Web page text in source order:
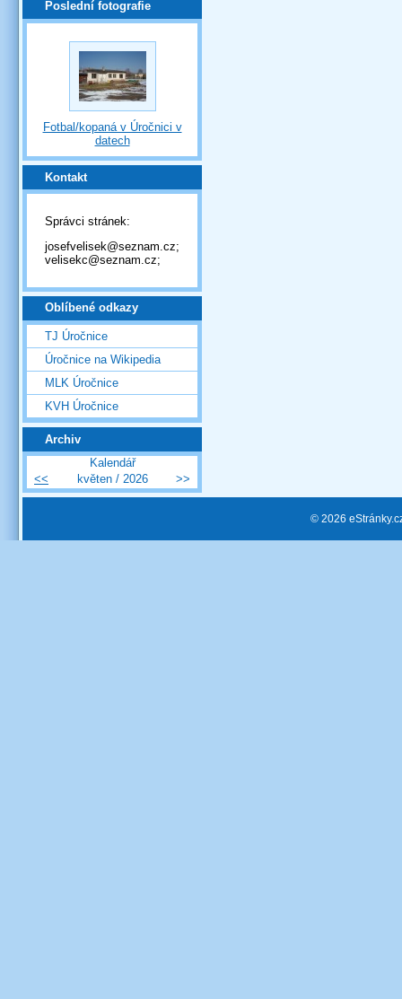
Poslední fotografie
Fotbal/kopaná v Úročnici v
datech
Kontakt
Správci stránek:
josefvelisek@seznam.cz;
velisekc@seznam.cz;
Oblíbené odkazy
TJ Úročnice
Úročnice na Wikipedia
MLK Úročnice
KVH Úročnice
Archiv
Kalendář
<<
květen / 2026 >>
© 2026